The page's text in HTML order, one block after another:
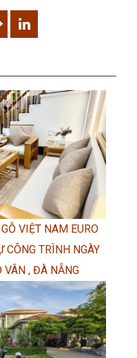
VIỆT NAM EURO
TRÌNH NGÀY
, ĐÀ NẴNG